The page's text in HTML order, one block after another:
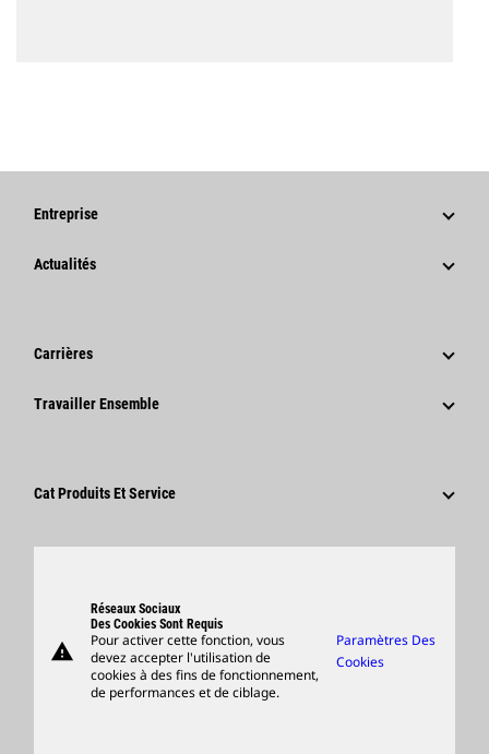
Entreprise
Stratégie
Code De Conduite
Innovation
Actualités
Communiqués De Presse De L'entreprise
Carrières
Pourquoi Choisir Caterpillar ?
Travailler Ensemble
Fournisseurs
Cat Produits Et Service
Support
Merchandise
Rechercher Un Concessionnaire
warning
Réseaux Sociaux
Des Cookies Sont Requis
Pour activer cette fonction, vous
devez accepter l'utilisation de
cookies à des fins de fonctionnement,
de performances et de ciblage.
Paramètres Des
Cookies